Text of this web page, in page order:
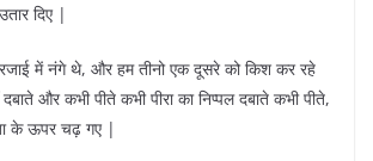
दिए |
में नंगे थे, और हम तीनो एक दूसरे को किश कर रहे
और कभी पीते कभी पीरा का निप्पल दबाते कभी पीते,
के ऊपर चढ़ गए |